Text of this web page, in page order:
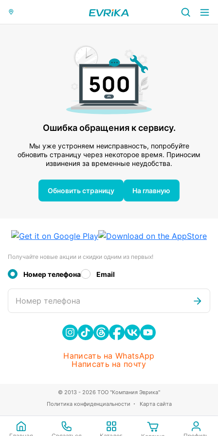
Ошибка обращения к сервису.
Мы уже устроняем неисправность, попробуйте
обновить страницу через некоторое время. Приносим
извинения за временные неудобства.
Обновить страницу На главную
Получайте новые акции и скидки одним из первых!
Номер телефона Email
Номер телефона
Написать на WhatsApp
Написать на почту
Политика конфиденциальности Карта сайта
© 2013 - 2026 ТОО "Компания Эврика"